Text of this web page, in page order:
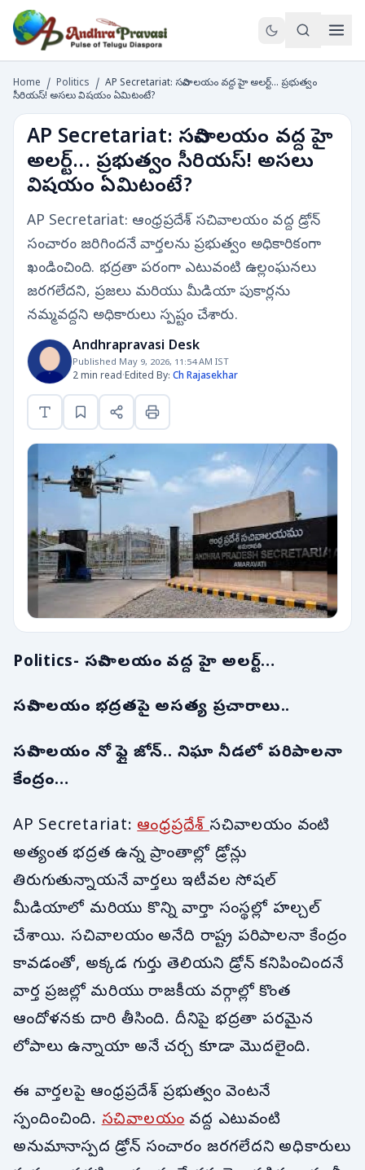
Home / Politics / AP Secretariat: సచివాలయం వద్ద హై అలర్ట్... ప్రభుత్వం
సీరియస్! అసలు విషయం ఏమిటంటే?
AP Secretariat: సచివాలయం వద్ద హై
అలర్ట్... ప్రభుత్వం సీరియస్! అసలు
విషయం ఏమిటంటే?
AP Secretariat: ఆంధ్రప్రదేశ్ సచివాలయం వద్ద డ్రోన్
సంచారం జరిగిందనే వార్తలను ప్రభుత్వం అధికారికంగా
ఖండించింది. భద్రతా పరంగా ఎటువంటి ఉల్లంఘనలు
జరగలేదని, ప్రజలు మరియు మీడియా పుకార్లను
నమ్మవద్దని అధికారులు స్పష్టం చేశారు.
Andhrapravasi Desk
Published May 9, 2026, 11:54 AM IST
2 min read·Edited By: Ch Rajasekhar
Politics- సచివాలయం వద్ద హై అలర్ట్…
సచివాలయం భద్రతపై అసత్య ప్రచారాలు..
సచివాలయం నో ఫ్లై జోన్.. నిఘా నీడలో పరిపాలనా
కేంద్రం…
AP Secretariat:ఆంధ్రప్రదేశ్సచివాలయం వంటి
అత్యంత భద్రత ఉన్న ప్రాంతాల్లో డ్రోన్లు
తిరుగుతున్నాయనే వార్తలు ఇటీవల సోషల్
మీడియాలో మరియు కొన్ని వార్తా సంస్థల్లో హల్చల్
చేశాయి. సచివాలయం అనేది రాష్ట్ర పరిపాలనా కేంద్రం
కావడంతో, అక్కడ గుర్తు తెలియని డ్రోన్ కనిపించిందనే
వార్త ప్రజల్లో మరియు రాజకీయ వర్గాల్లో కొంత
ఆందోళనకు దారి తీసింది. దీనిపై భద్రతా పరమైన
లోపాలు ఉన్నాయా అనే చర్చ కూడా మొదలైంది.
ఈ వార్తలపై ఆంధ్రప్రదేశ్ ప్రభుత్వం వెంటనే
స్పందించింది.సచివాలయంవద్ద ఎటువంటి
అనుమానాస్పద డ్రోన్ సంచారం జరగలేదని అధికారులు